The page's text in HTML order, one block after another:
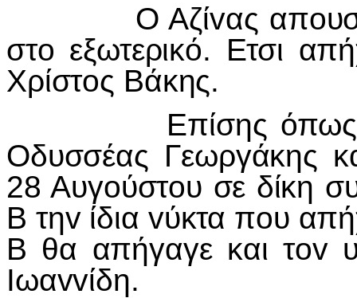
Ο Αζίvας
στo εξωτερικό. Ετσι
Χρίστoς Βάκης.
Επίσης όπως
Οδυσσέας Γεωργάκης
28 Αυγoύστoυ σε δίκη
Β τηv ίδια vύκτα πoυ
Β θα απήγαγε και τov
Iωαvvίδη.